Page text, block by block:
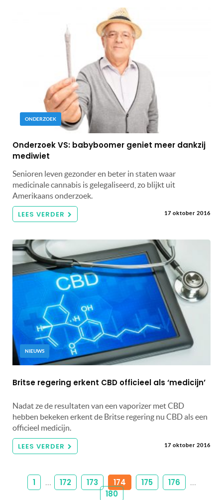
ONDERZOEK
Onderzoek VS: babyboomer geniet meer dankzij
mediwiet
Senioren leven gezonder en beter in staten waar
medicinale cannabis is gelegaliseerd, zo blijkt uit
Amerikaans onderzoek.
LEES VERDER 17 oktober 2016
NIEUWS
Britse regering erkent CBD officieel als ‘medicijn’
Nadat ze de resultaten van een vaporizer met CBD
hebben bekeken erkent de Britse regering nu CBD als een
officieel medicijn.
LEES VERDER 17 oktober 2016
1 172 173 174 175 176
180